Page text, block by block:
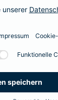
zu
hier ein paar